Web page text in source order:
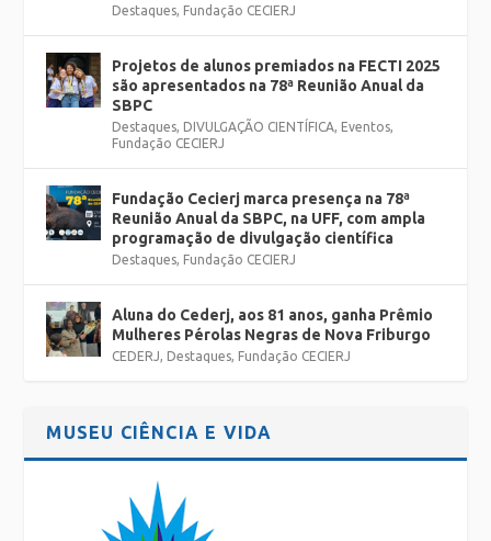
Destaques, Fundação CECIERJ
Projetos de alunos premiados na FECTI 2025
são apresentados na 78ª Reunião Anual da
SBPC
Destaques, DIVULGAÇÃO CIENTÍFICA, Eventos,
Fundação CECIERJ
Fundação Cecierj marca presença na 78ª
Reunião Anual da SBPC, na UFF, com ampla
programação de divulgação científica
Destaques, Fundação CECIERJ
Aluna do Cederj, aos 81 anos, ganha Prêmio
Mulheres Pérolas Negras de Nova Friburgo
CEDERJ, Destaques, Fundação CECIERJ
MUSEU CIÊNCIA E VIDA